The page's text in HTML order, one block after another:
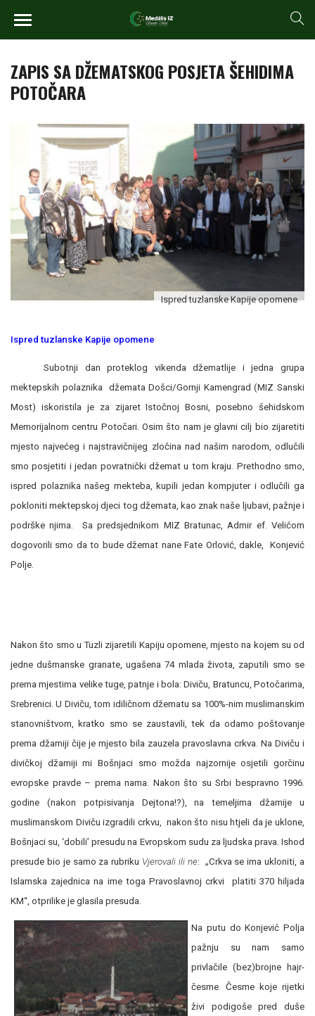
ZAPIS SA DŽEMATSKOG POSJETA ŠEHIDIMA
POTOČARA
Ispred tuzlanske Kapije opomene
Ispred tuzlanske Kapije opomene
Subotnji dan proteklog vikenda džematlije i jedna grupa
mektepskih polaznika džemata Došci/Gornji Kamengrad (MIZ Sanski
Most) iskoristila je za zijaret Istočnoj Bosni, posebno šehidskom
Memorijalnom centru Potočari. Osim što nam je glavni cilj bio zijaretiti
mjesto najvećeg i najstravičnijeg zločina nad našim narodom, odlučili
smo posjetiti i jedan povratnički džemat u tom kraju. Prethodno smo,
ispred polaznika našeg mekteba, kupili jedan kompjuter i odlučili ga
pokloniti mektepskoj djeci tog džemata, kao znak naše ljubavi, pažnje i
podrške njima. Sa predsjednikom MIZ Bratunac, Admir ef. Velićom
dogovorili smo da to bude džemat nane Fate Orlović, dakle, Konjević
Polje.
Nakon što smo u Tuzli zijaretili Kapiju opomene, mjesto na kojem su od
jedne dušmanske granate, ugašena 74 mlada života, zaputili smo se
prema mjestima velike tuge, patnje i bola: Diviču, Bratuncu, Potočarima,
Srebrenici. U Diviču, tom idiličnom džematu sa 100%-nim muslimanskim
stanovništvom, kratko smo se zaustavili, tek da odamo poštovanje
prema džamiji čije je mjesto bila zauzela pravoslavna crkva. Na Diviču i
divičkoj džamiji mi Bošnjaci smo možda najzornije osjetili gorčinu
evropske pravde – prema nama. Nakon što su Srbi bespravno 1996.
godine (nakon potpisivanja Dejtona!?), na temeljima džamije u
muslimanskom Diviču izgradili crkvu, nakon što nisu htjeli da je uklone,
Bošnjaci su, ‘dobili’ presudu na Evropskom sudu za ljudska prava. Ishod
presude bio je samo za rubriku Vjerovali ili ne: „Crkva se ima ukloniti, a
Islamska zajednica na ime toga Pravoslavnoj crkvi platiti 370 hiljada
KM“, otprilike je glasila presuda.
Na putu do Konjević Polja
pažnju su nam samo
privlačile (bez)brojne hajr-
česme. Česme koje rijetki
živi podigoše pred duše